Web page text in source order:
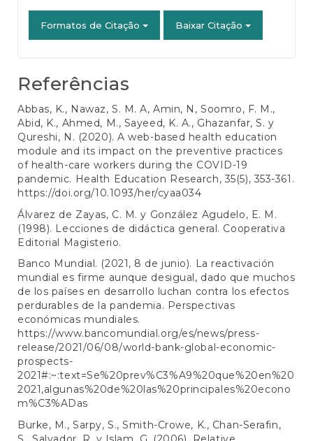
Formatos de Citação Baixar Citação
Referências
Abbas, K., Nawaz, S. M. A, Amin, N, Soomro, F. M.,
Abid, K., Ahmed, M., Sayeed, K. A., Ghazanfar, S. y
Qureshi, N. (2020). A web-based health education
module and its impact on the preventive practices
of health-care workers during the COVID-19
pandemic. Health Education Research, 35(5), 353-361.
https://doi.org/10.1093/her/cyaa034
Álvarez de Zayas, C. M. y González Agudelo, E. M.
(1998). Lecciones de didáctica general. Cooperativa
Editorial Magisterio.
Banco Mundial. (2021, 8 de junio). La reactivación
mundial es firme aunque desigual, dado que muchos
de los países en desarrollo luchan contra los efectos
perdurables de la pandemia. Perspectivas
económicas mundiales.
https://www.bancomundial.org/es/news/press-
release/2021/06/08/world-bank-global-economic-
prospects-
2021#:~:text=Se%20prev%C3%A9%20que%20en%20
2021,algunas%20de%20las%20principales%20econo
m%C3%ADas
Burke, M., Sarpy, S., Smith-Crowe, K., Chan-Serafin,